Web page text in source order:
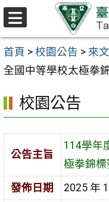
跳至主要內容區
首頁 > 校園公告 > 來
全國中等學校太極拳
校園公告
公告主旨
114學年
極拳錦標
發佈日期
2025 年
選
單